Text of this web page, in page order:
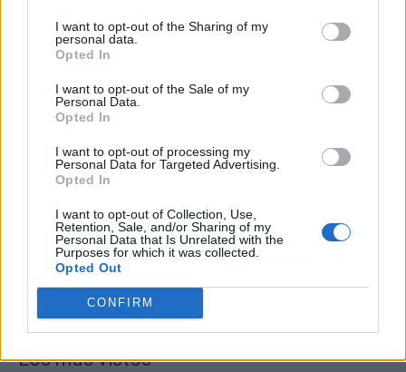
I want to opt-out of the Sharing of my
personal data.
Opted In
I want to opt-out of the Sale of my
Personal Data.
Opted In
I want to opt-out of processing my
Personal Data for Targeted Advertising.
Opted In
I want to opt-out of Collection, Use,
Retention, Sale, and/or Sharing of my
Personal Data that Is Unrelated with the
Purposes for which it was collected.
Opted Out
CONFIRM
Los más vistos